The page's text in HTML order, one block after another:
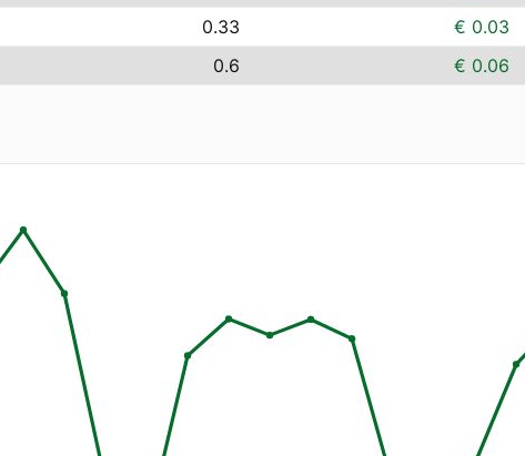
0.33 € 0.03
0.6 € 0.06